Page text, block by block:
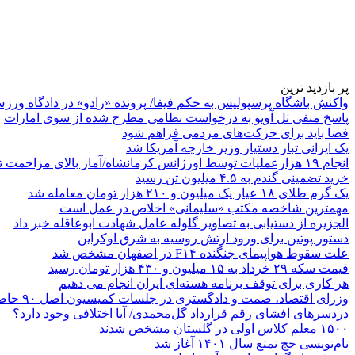
پر بازدید ترین
واکنش باشگاه پرسپولیس به حکم فیفا/ پرونده «رادو» در دادگاه
پاسخ منفی تل آویو به درخواست نظامی مطرح شده از سوی امارات
فضا باید برای حرکت‌های مردمی فراهم شود
یک ایرانی تبار دستیار وزیر خارجه آمریکا شد
انجام ۱۹ هزارعملیات توسط اورژانس کرمانشاه/آمار بالای مزاحمت تلفنی
خرید تضمینی گندم به ۴.۵ میلیون تن رسید
یک گرم طلای ۱۸ عیار یک میلیون و ۲۱۰ هزار تومان معامله شد
مهمترین شاخصه مکتب «سلیمانی» اخلاص در عمل است
الجزیره از دستیابی به تصاویر گلوله عامل شهادت ابوعاقله خبر داد
دستور پوتین برای ورود ارتش روسیه به شرق اوکراین
علت سقوط هواپیمای جنگنده F۱۴ در اصفهان مشخص شد
قیمت سکه ۲۹ خرداد به ۱۵ میلیون و ۴۳۰ هزار تومان رسید
هر کاری برای توقف برنامه هسته‌ای ایران انجام می دهیم
وزرای اقتصاد، صمت و دادگستری در جلسات کمیسیون اصل ۹۰ حاضر می‌شوند
دردسرهای افشای رقم قرارداد گل‌محمدی/ آیا اختلافی وجود دارد؟
۱۵۰۰ معلم کلاس اولی در گلستان مشخص شدند
نام‌نویسی حج تمتع سال ۱۴۰۱ آغاز شد